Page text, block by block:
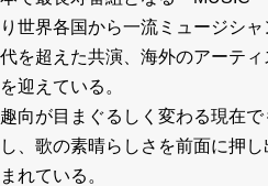
世界各国から一流ミュージシ
を超えた共演、海外のアーティ
迎えている。
向が目まぐるしく変わる現在
、歌の素晴らしさを前面に押
れている。